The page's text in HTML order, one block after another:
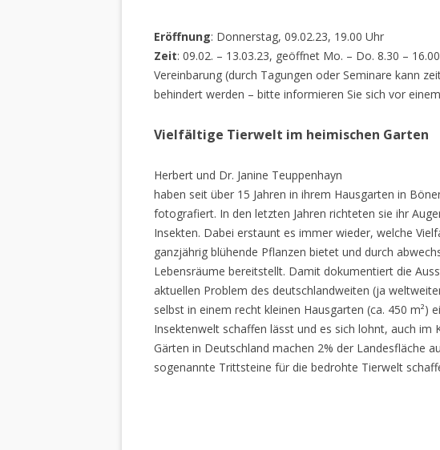
Eröffnung: Donnerstag, 09.02.23, 19.00 Uhr
Zeit: 09.02. – 13.03.23, geöffnet Mo. – Do. 8.30 –
Vereinbarung (durch Tagungen oder Seminare kann
behindert werden – bitte informieren Sie sich vor
Vielfältige Tierwelt im heimischen Garten
Herbert und Dr. Janine Teuppenhayn
haben seit über 15 Jahren in ihrem Hausgarten in
fotografiert. In den letzten Jahren richteten sie ihr
Insekten. Dabei erstaunt es immer wieder, welche
ganzjährig blühende Pflanzen bietet und durch
Lebensräume bereitstellt. Damit dokumentiert die
aktuellen Problem des deutschlandweiten (ja
selbst in einem recht kleinen Hausgarten (ca. 450 m²)
Insektenwelt schaffen lässt und es sich lohnt, auch im
Gärten in Deutschland machen 2% der Landesfläche
sogenannte Trittsteine für die bedrohte Tierwelt